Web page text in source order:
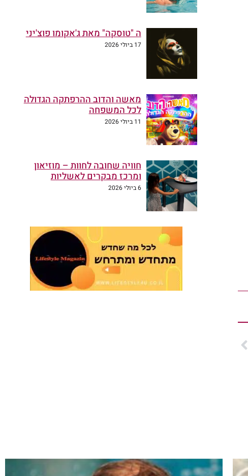
ה "טוסקה" מאת ג'אקומו פוצ'יני
17 ביולי 2026
מאשה והדוב ההרפתקה הגדולה
לכל המשפחה
11 ביולי 2026
חוויה שחובה לחוות – מוזיאון
ומרכז מבקרים לאשליות
6 ביולי 2026